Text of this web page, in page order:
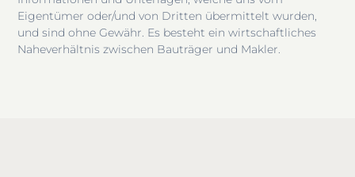
Eigentümer oder/und von Dritten übermittelt wurden,
und sind ohne Gewähr. Es besteht ein wirtschaftliches
Naheverhältnis zwischen Bauträger und Makler.